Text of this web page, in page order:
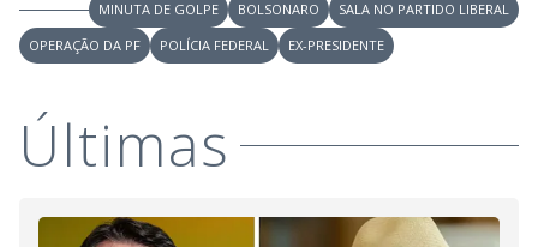
MINUTA DE GOLPE BOLSONARO
SALA NO PARTIDO LIBERAL
OPERAÇÃO DA PF
POLÍCIA FEDERAL EX-PRESIDENTE
Últimas